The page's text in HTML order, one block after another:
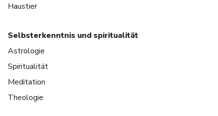
Haustier
Selbsterkenntnis und spiritualität
Astrologie
Spiritualität
Meditation
Theologie